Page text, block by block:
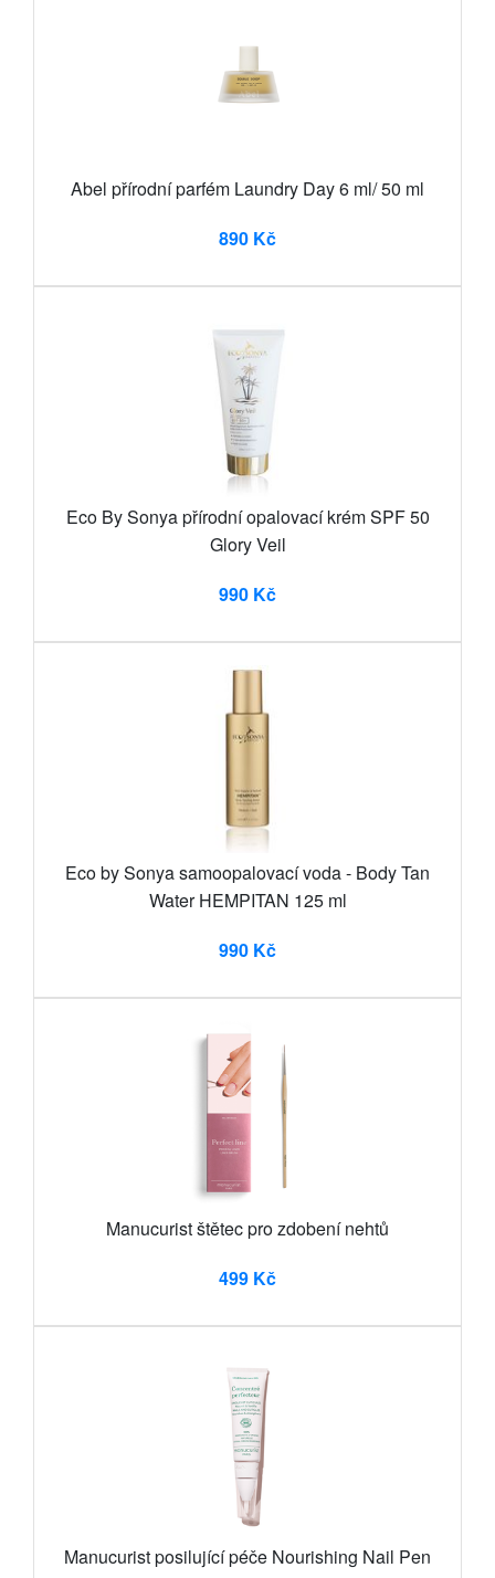
Abel přírodní parfém Laundry Day 6 ml/ 50 ml
890 Kč
Eco By Sonya přírodní opalovací krém SPF 50
Glory Veil
990 Kč
Eco by Sonya samoopalovací voda - Body Tan
Water HEMPITAN 125 ml
990 Kč
Manucurist štětec pro zdobení nehtů
499 Kč
Manucurist posilující péče Nourishing Nail Pen